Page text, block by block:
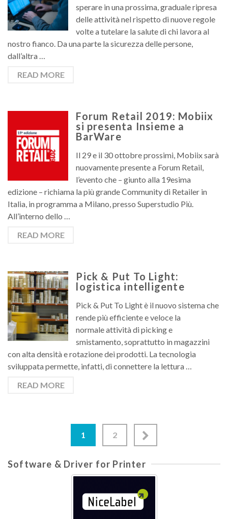
sperare in una prossima, graduale ripresa
delle attività nel rispetto di nuove regole
volte a tutelare la salute di chi lavora al
nostro fianco. Da una parte la sicurezza delle persone,
dall’altra …
READ MORE
Forum Retail 2019: Mobiix
si presenta Insieme a
BarWare
Il 29 e il 30 ottobre prossimi, Mobiix sarà
nuovamente presente a Forum Retail,
l’evento che – giunto alla 19esima
edizione – richiama la più grande Community di Retailer in
Italia, in programma a Milano, presso Superstudio Più.
All’interno dello …
READ MORE
Pick & Put To Light:
logistica intelligente
Pick & Put To Light è il nuovo sistema che
rende più efficiente e veloce la
normale attività di picking e
smistamento, soprattutto in magazzini
con alta densità e rotazione dei prodotti. La tecnologia
sviluppata permette, infatti, di connettere la lettura …
READ MORE
1 2
Software & Driver for Printer